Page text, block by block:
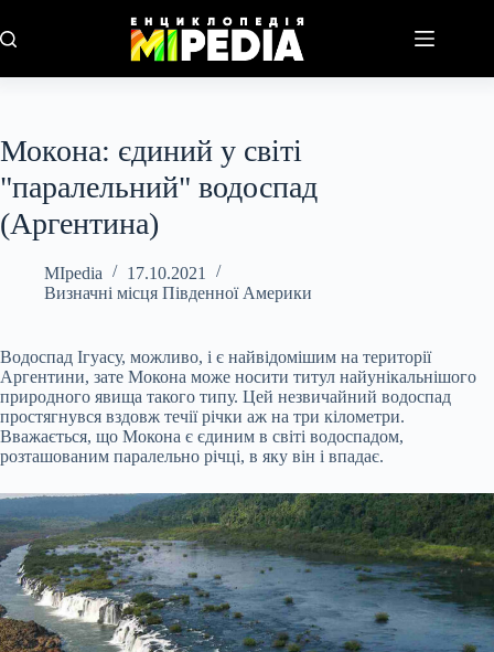
до
вмісту
Мокона: єдиний у світі
"паралельний" водоспад
(Аргентина)
MIpedia
17.10.2021
Визначні місця Південної Америки
Водоспад Ігуасу, можливо, і є найвідомішим на території
Аргентини, зате Мокона може носити титул найунікальнішого
природного явища такого типу. Цей незвичайний водоспад
простягнувся вздовж течії річки аж на три кілометри.
Вважається, що Мокона є єдиним в світі водоспадом,
розташованим паралельно річці, в яку він і впадає.